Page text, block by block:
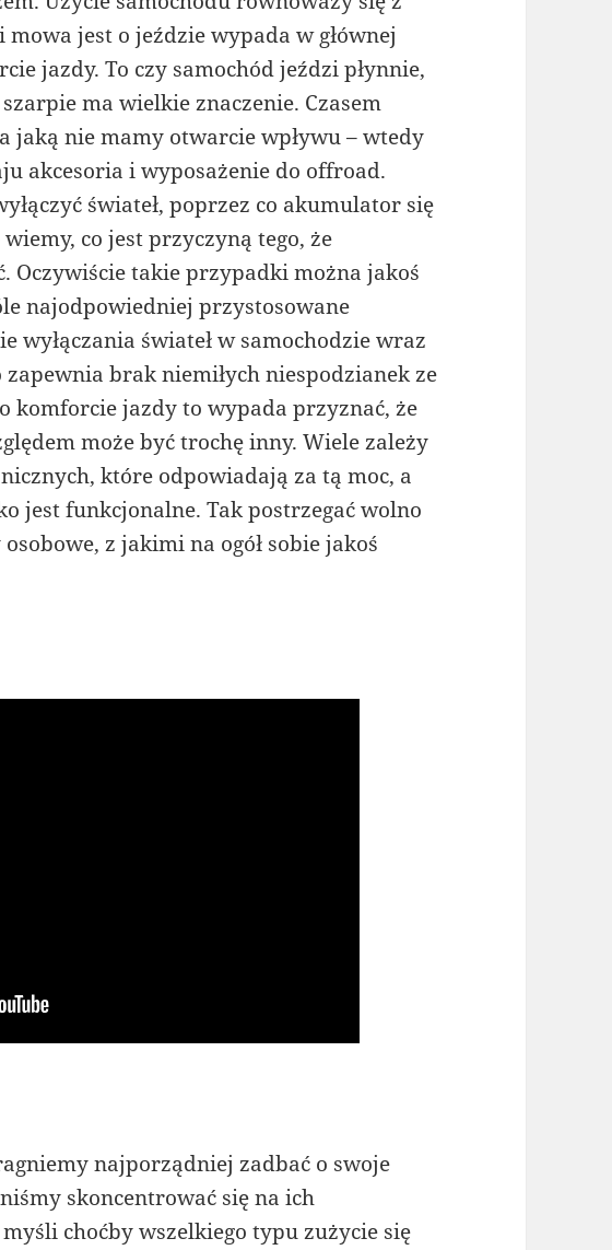
jest o jeździe wypada w głównej
jazdy. To czy samochód jeździ płynnie,
ma wielkie znaczenie. Czasem
jaką nie mamy otwarcie wpływu – wtedy
akcesoria i wyposażenie do offroad.
świateł, poprzez co akumulator się
co jest przyczyną tego, że
Oczywiście takie przypadki można jakoś
najodpowiedniej przystosowane
wyłączania świateł w samochodzie wraz
zapewnia brak niemiłych niespodzianek ze
komforcie jazdy to wypada przyznać, że
może być trochę inny. Wiele zależy
które odpowiadają za tą moc, a
jest funkcjonalne. Tak postrzegać wolno
z jakimi na ogół sobie jakoś
najporządniej zadbać o swoje
skoncentrować się na ich
choćby wszelkiego typu zużycie się